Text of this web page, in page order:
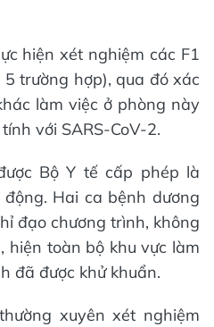
hiện xét nghiệm các F1
trường hợp), qua đó xác
làm việc ở phòng này
với SARS-CoV-2.
Bộ Y tế cấp phép là
Hai ca bệnh dương
đạo chương trình, không
hiện toàn bộ khu vực làm
đã được khử khuẩn.
xuyên xét nghiệm